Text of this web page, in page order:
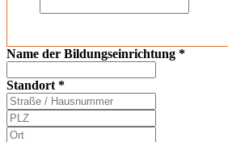
Name der Bildungseinrichtung *
Standort *